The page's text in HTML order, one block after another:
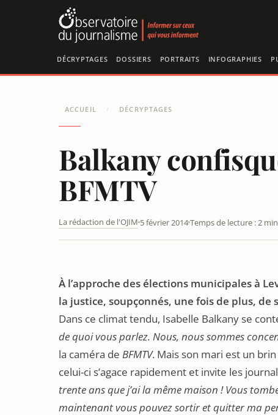
DÉCRYPTAGES DOSSIERS PORTRAITS INFOGRAPHIES
ACCUEIL / DÉCRYPTAGES
Balkany
BFMTV
La rédaction de l'OJIM 5 février 2014Temps de lecture : 2 min
BALKANY CONFISQUE LA CAMÉRA D’UN JOURNALISTE
À l’approche des élections municipales à
la justice, soupçonnés, une fois de plus,
Dans ce climat tendu, Isabelle Balkany se
de quoi vous parlez. Nous, nous sommes
la caméra de BFMTV. Mais son mari est un
celui-ci s’agace rapidement et invite les
trente ans que j’ai la même maison ! Vous
maintenant vous pouvez sortir et quitter ma
Panneau de gestion des cookies